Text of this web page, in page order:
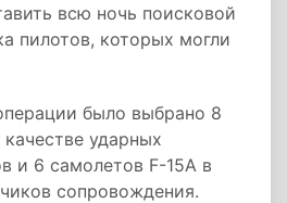
всю ночь поисковой
пилотов, которых могли
было выбрано 8
ударных
и 6 самолетов F-15A в
сопровождения.